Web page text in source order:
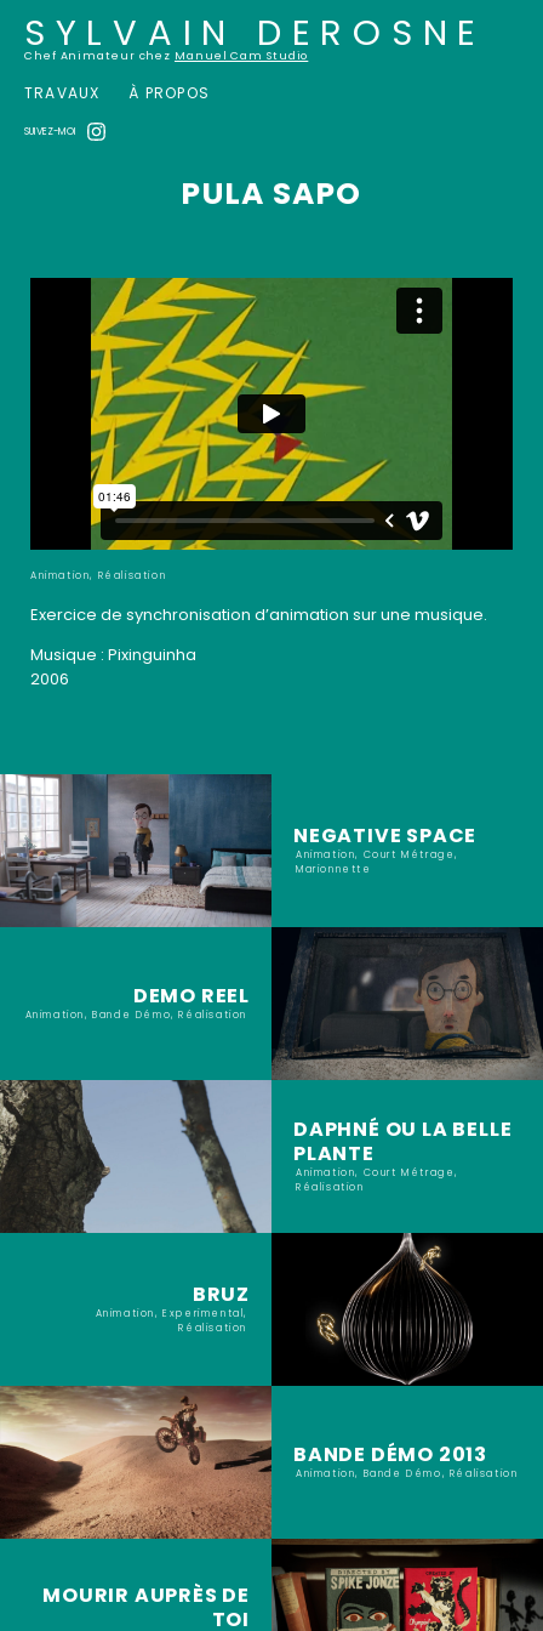
SYLVAIN DEROSNE
Chef Animateur chez Manuel Cam Studio
TRAVAUX À PROPOS
SUIVEZ-MOI
PULA SAPO
Animation, Réalisation
Exercice de synchronisation d’animation sur une musique.
Musique : Pixinguinha
2006
NEGATIVE SPACE
Animation, Court Métrage,
Marionnette
DEMO REEL
Animation, Bande Démo, Réalisation
DAPHNÉ OU LA BELLE
PLANTE
Animation, Court Métrage,
Réalisation
BRUZ
Animation, Experimental,
Réalisation
BANDE DÉMO 2013
Animation, Bande Démo, Réalisation
MOURIR AUPRÈS DE
TOI